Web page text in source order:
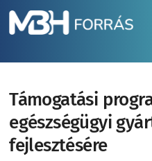
Támogatási
egészségügyi
fejlesztésére